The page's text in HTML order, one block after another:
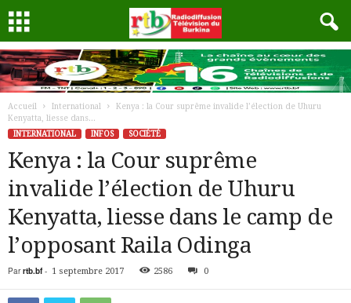
Accueil International
Kenya : la Cour suprême invalide l’élection de Uhuru
Kenyatta, liesse dans...
INTERNATIONAL
INFOS SOCIÉTÉ
Kenya : la Cour suprême
invalide l’élection de Uhuru
Kenyatta, liesse dans le camp de
l’opposant Raila Odinga
Par rtb.bf- 1 septembre 2017 2586 0